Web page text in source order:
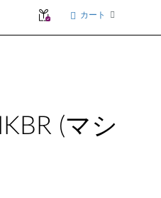
カート
(マシ